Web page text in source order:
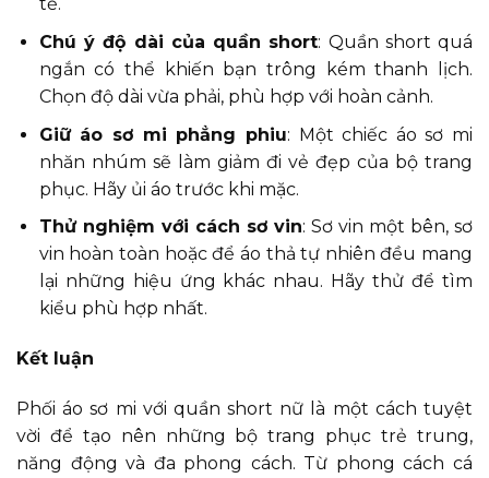
tế.
Chú ý độ dài của quần short: Quần short quá
ngắn có thể khiến bạn trông kém thanh lịch.
Chọn độ dài vừa phải, phù hợp với hoàn cảnh.
Giữ áo sơ mi phẳng phiu: Một chiếc áo sơ mi
nhăn nhúm sẽ làm giảm đi vẻ đẹp của bộ trang
phục. Hãy ủi áo trước khi mặc.
Thử nghiệm với cách sơ vin: Sơ vin một bên, sơ
vin hoàn toàn hoặc để áo thả tự nhiên đều mang
lại những hiệu ứng khác nhau. Hãy thử để tìm
kiểu phù hợp nhất.
Kết luận
Phối áo sơ mi với quần short nữ là một cách tuyệt
vời để tạo nên những bộ trang phục trẻ trung,
năng động và đa phong cách. Từ phong cách cá